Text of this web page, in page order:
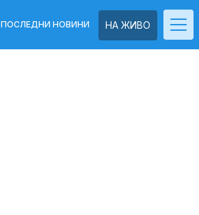
НА ЖИВО
ПОСЛЕДНИ НОВИНИ